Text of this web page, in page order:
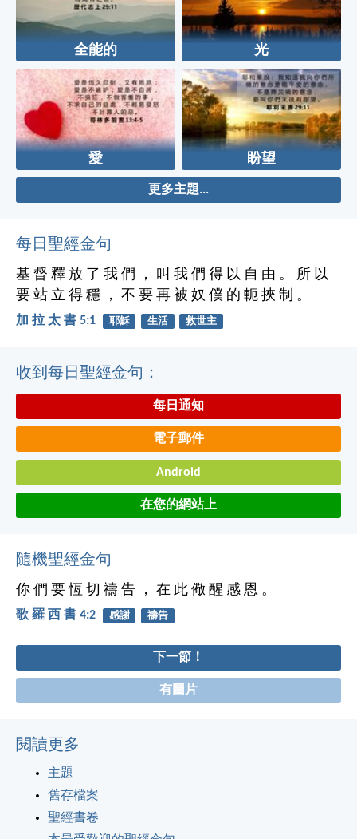
全能的 光
愛 盼望
更多主題...
每日聖經金句
基 督 釋 放 了 我 們 ， 叫 我 們 得 以 自 由 。 所 以
要 站 立 得 穩 ， 不 要 再 被 奴 僕 的 軛 挾 制 。
加 拉 太 書 5:1 耶穌 生活 救世主
收到每日聖經金句：
每日通知
電子郵件
Android
在您的網站上
隨機聖經金句
你 們 要 恆 切 禱 告 ， 在 此 儆 醒 感 恩 。
歌 羅 西 書 4:2 感謝 禱告
下一節！
有圖片
閱讀更多
主題
舊存檔案
聖經書卷